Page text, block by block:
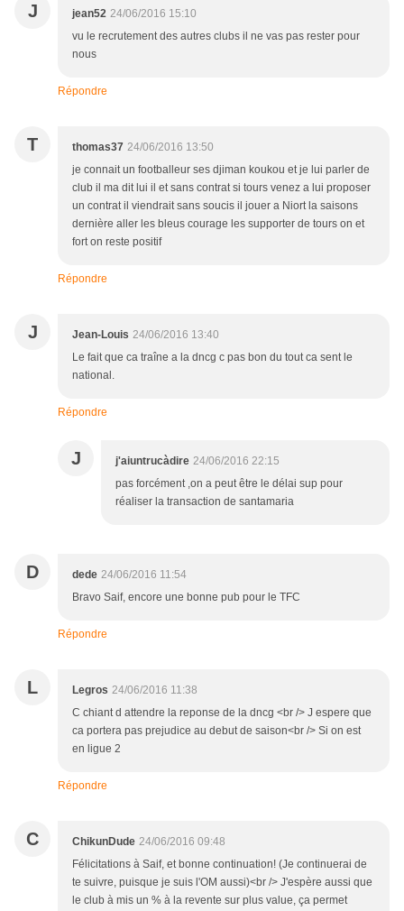
J jean52 24/06/2016 15:10
vu le recrutement des autres clubs il ne vas pas rester pour
nous
Répondre
T thomas37 24/06/2016 13:50
je connait un footballeur ses djiman koukou et je lui parler de
club il ma dit lui il et sans contrat si tours venez a lui proposer
un contrat il viendrait sans soucis il jouer a Niort la saisons
dernière aller les bleus courage les supporter de tours on et
fort on reste positif
Répondre
J Jean-Louis 24/06/2016 13:40
Le fait que ca traîne a la dncg c pas bon du tout ca sent le
national.
Répondre
J j'aiuntrucàdire 24/06/2016 22:15
pas forcément ,on a peut être le délai sup pour
réaliser la transaction de santamaria
D dede 24/06/2016 11:54
Bravo Saif, encore une bonne pub pour le TFC
Répondre
L Legros 24/06/2016 11:38
C chiant d attendre la reponse de la dncg <br /> J espere que
ca portera pas prejudice au debut de saison<br /> Si on est
en ligue 2
Répondre
C ChikunDude 24/06/2016 09:48
Félicitations à Saif, et bonne continuation! (Je continuerai de
te suivre, puisque je suis l'OM aussi)<br /> J'espère aussi que
le club à mis un % à la revente sur plus value, ça permet